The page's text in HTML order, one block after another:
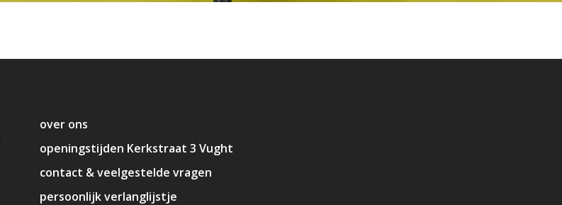
over ons
openingstijden Kerkstraat 3 Vught
contact & veelgestelde vragen
persoonlijk verlanglijstje